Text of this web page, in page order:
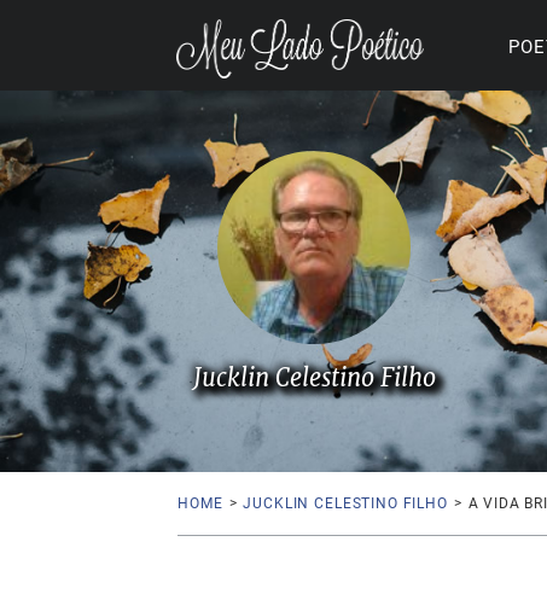
Jucklin Celestino Filho
HOME > JUCKLIN CELESTINO FILHO > A VIDA